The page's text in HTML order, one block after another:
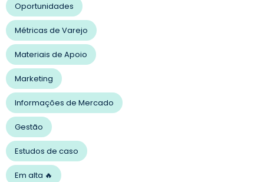
Oportunidades
Métricas de Varejo
Materiais de Apoio
Marketing
Informações de Mercado
Gestão
Estudos de caso
Em alta 🔥